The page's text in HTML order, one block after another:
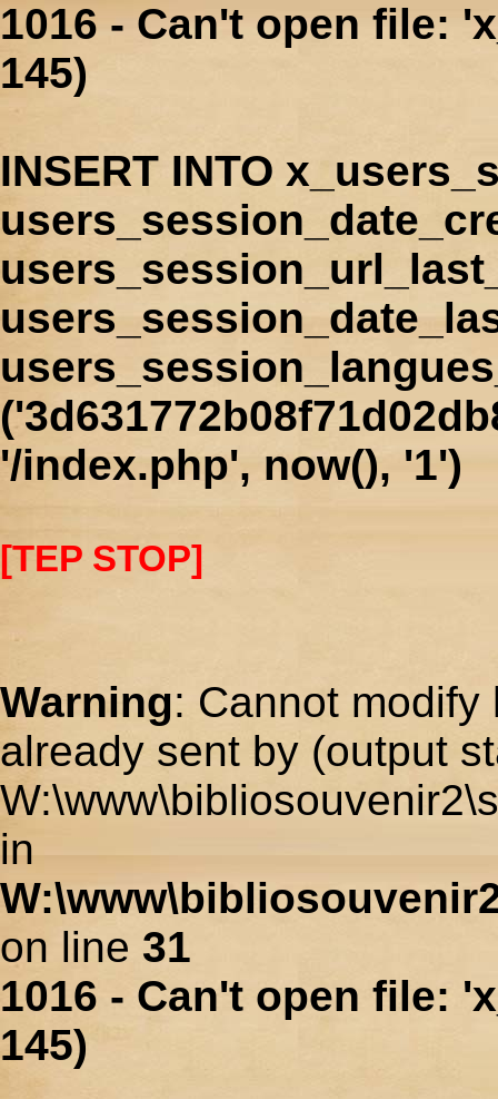
1016 - Can't open file:
145)
INSERT INTO
'/index.php', now(), '1')
[TEP STOP]
Warning: Cannot
already sent by (output
in
on line 31
1016 - Can't open file:
145)